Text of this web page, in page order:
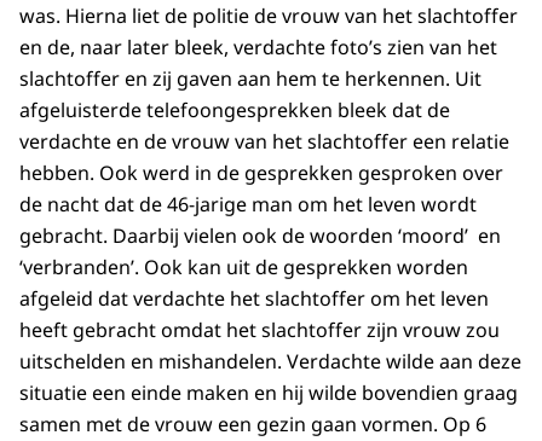
was. Hierna liet de politie de vrouw van het slachtoffer
en de, naar later bleek, verdachte foto’s zien van het
slachtoffer en zij gaven aan hem te herkennen. Uit
afgeluisterde telefoongesprekken bleek dat de
verdachte en de vrouw van het slachtoffer een relatie
hebben. Ook werd in de gesprekken gesproken over
de nacht dat de 46-jarige man om het leven wordt
gebracht. Daarbij vielen ook de woorden ‘moord’ en
‘verbranden’. Ook kan uit de gesprekken worden
afgeleid dat verdachte het slachtoffer om het leven
heeft gebracht omdat het slachtoffer zijn vrouw zou
uitschelden en mishandelen. Verdachte wilde aan deze
situatie een einde maken en hij wilde bovendien graag
samen met de vrouw een gezin gaan vormen. Op 6